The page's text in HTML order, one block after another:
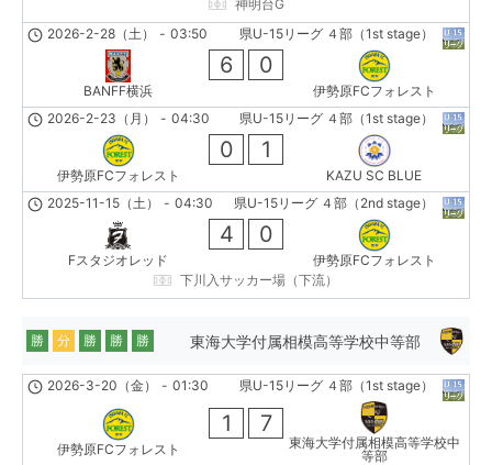
神明台G
県U-15リーグ ４部（1st stage）
2026-2-28（土） - 03:50
BANFF横浜
6 0
伊勢原FCフォレスト
県U-15リーグ ４部（1st stage）
2026-2-23（月） - 04:30
伊勢原FCフォレスト
0 1
KAZU SC BLUE
県U-15リーグ ４部（2nd stage）
2025-11-15（土） - 04:30
Fスタジオレッド
4 0
伊勢原FCフォレスト
下川入サッカー場（下流）
東海大学付属相模高等学校中等部
勝 分 勝 勝 勝
県U-15リーグ ４部（1st stage）
2026-3-20（金） - 01:30
伊勢原FCフォレスト
1 7
東海大学付属相模高等学校中
等部